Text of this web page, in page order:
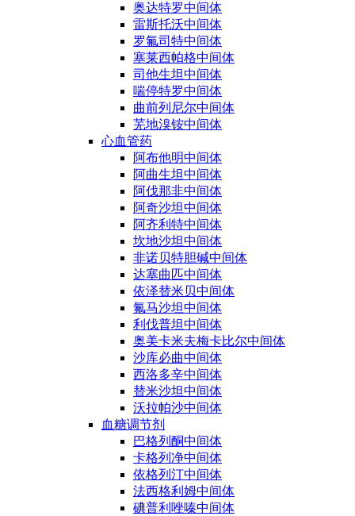
奥达特罗中间体
雷斯托沃中间体
罗氟司特中间体
塞莱西帕格中间体
司他生坦中间体
喘停特罗中间体
曲前列尼尔中间体
芜地溴铵中间体
心血管药
阿布他明中间体
阿曲生坦中间体
阿伐那非中间体
阿奇沙坦中间体
阿齐利特中间体
坎地沙坦中间体
非诺贝特胆碱中间体
达塞曲匹中间体
依泽替米贝中间体
氟马沙坦中间体
利伐普坦中间体
奥美卡米夫梅卡比尔中间体
沙库必曲中间体
西洛多辛中间体
替米沙坦中间体
沃拉帕沙中间体
血糖调节剂
巴格列酮中间体
卡格列净中间体
依格列汀中间体
法西格利姆中间体
碘普利唑嗪中间体